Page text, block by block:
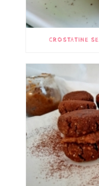
CROSTATINE